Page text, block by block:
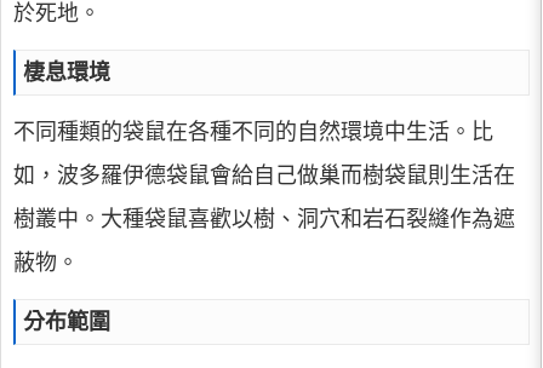
於死地。
棲息環境
不同種類的袋鼠在各種不同的自然環境中生活。比
如，波多羅伊德袋鼠會給自己做巢而樹袋鼠則生活在
樹叢中。大種袋鼠喜歡以樹、洞穴和岩石裂縫作為遮
蔽物。
分布範圍